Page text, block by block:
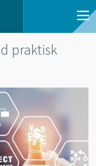
praktisk